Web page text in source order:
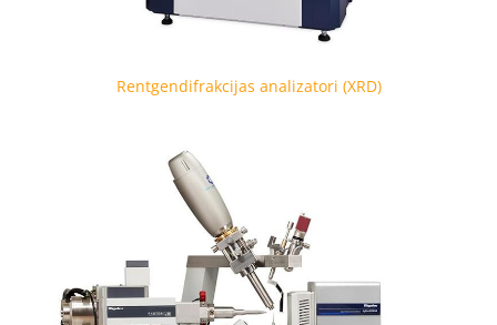
Rentgendifrakcijas analizatori (XRD)